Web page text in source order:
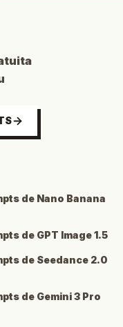
de Nano Banana
de GPT Image 1.5
de Seedance 2.0
de Gemini 3 Pro